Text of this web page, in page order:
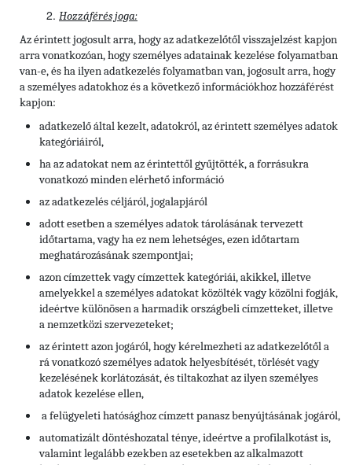
Hozzáférés joga:
Az érintett jogosult arra, hogy az adatkezelőtől visszajelzést kapjon
arra vonatkozóan, hogy személyes adatainak kezelése folyamatban
van-e, és ha ilyen adatkezelés folyamatban van, jogosult arra, hogy
a személyes adatokhoz és a következő információkhoz hozzáférést
kapjon:
adatkezelő által kezelt, adatokról, az érintett személyes adatok
kategóriáiról,
ha az adatokat nem az érintettől gyűjtötték, a forrásukra
vonatkozó minden elérhető információ
az adatkezelés céljáról, jogalapjáról
adott esetben a személyes adatok tárolásának tervezett
időtartama, vagy ha ez nem lehetséges, ezen időtartam
meghatározásának szempontjai;
azon címzettek vagy címzettek kategóriái, akikkel, illetve
amelyekkel a személyes adatokat közölték vagy közölni fogják,
ideértve különösen a harmadik országbeli címzetteket, illetve
a nemzetközi szervezeteket;
az érintett azon jogáról, hogy kérelmezheti az adatkezelőtől a
rá vonatkozó személyes adatok helyesbítését, törlését vagy
kezelésének korlátozását, és tiltakozhat az ilyen személyes
adatok kezelése ellen,
a felügyeleti hatósághoz címzett panasz benyújtásának jogáról,
automatizált döntéshozatal ténye, ideértve a profilalkotást is,
valamint legalább ezekben az esetekben az alkalmazott